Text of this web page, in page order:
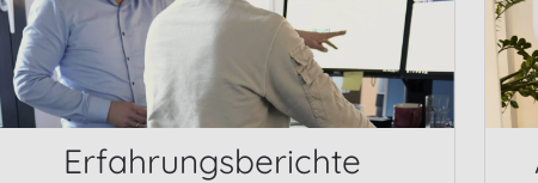
Erfahrungsberichte